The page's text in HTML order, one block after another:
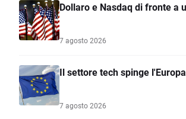
Dollaro e Nasdaq di fronte a
7 agosto 2026
Il settore tech spinge
7 agosto 2026